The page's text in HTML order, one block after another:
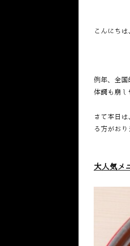
こんにち
例年、全国
体調も崩し
さて本日
る方がお
大人気メ